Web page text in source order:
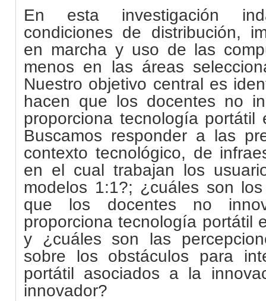
En esta investigación
condiciones de distribución,
en marcha y uso de las
menos en las áreas
Nuestro objetivo central es
hacen que los docentes no
proporciona tecnología
Buscamos responder a las
contexto tecnológico, de
en el cual trabajan los
modelos 1:1?; ¿cuáles son
que los docentes no
proporciona tecnología portátil
y ¿cuáles son las
sobre los obstáculos para
portátil asociados a la
innovador?